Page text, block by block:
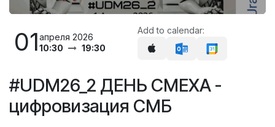
01апреля 2026
10:30
19:30
Add to calendar:
#UDM26_2 ДЕНЬ СМЕХА -
цифровизация СМБ